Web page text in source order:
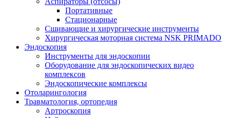
Портативные
Стационарные
Сшивающие и хирургические инструменты
Хирургическая моторная система NSK PRIMADO
Эндоскопия
Инструменты для эндоскопии
Оборудование для эндоскопических видео
комплексов
Эндоскопические комплексы
Отоларингология
Травматология, ортопедия
Артроскопия